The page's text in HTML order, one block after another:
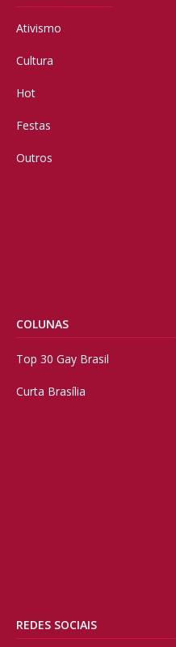
Ativismo
Cultura
Hot
Festas
Outros
COLUNAS
Top 30 Gay Brasil
Curta Brasília
REDES SOCIAIS